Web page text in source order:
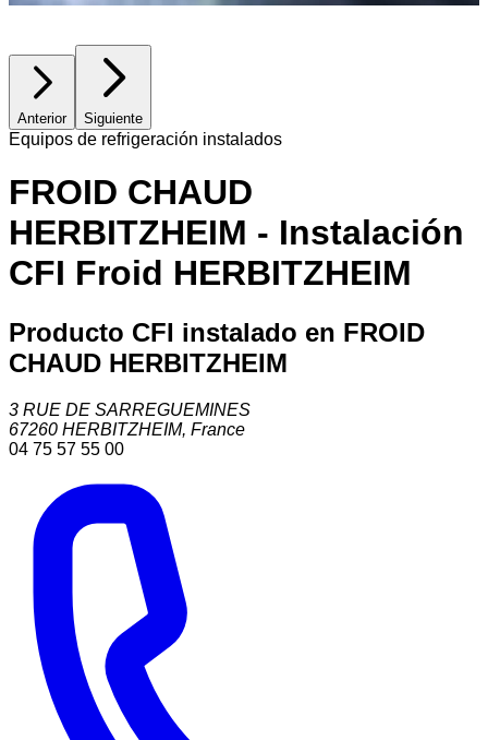
Anterior Siguiente
Equipos de refrigeración instalados
FROID CHAUD
HERBITZHEIM - Instalación
CFI Froid HERBITZHEIM
Producto CFI instalado en FROID
CHAUD HERBITZHEIM
3 RUE DE SARREGUEMINES
67260 HERBITZHEIM, France
04 75 57 55 00